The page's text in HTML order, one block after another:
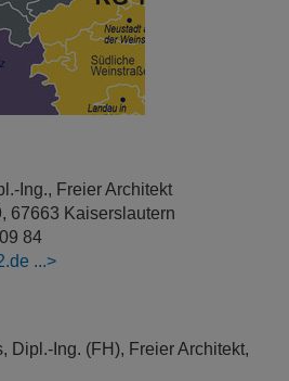
Ing., Freier Architekt
67663 Kaiserslautern
84
Dipl.-Ing. (FH), Freier Architekt,